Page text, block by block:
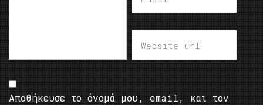
Αποθήκευσε το όνομά μου, email, και τον